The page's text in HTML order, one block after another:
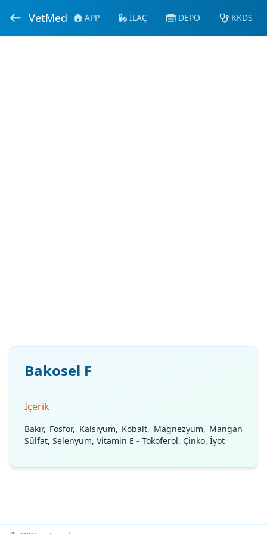
VetMed APP İLAÇ DEPO KKDS
Bakosel F
İçerik
Bakır, Fosfor, Kalsiyum, Kobalt, Magnezyum, Mangan
Sülfat, Selenyum, Vitamin E - Tokoferol, Çinko, İyot